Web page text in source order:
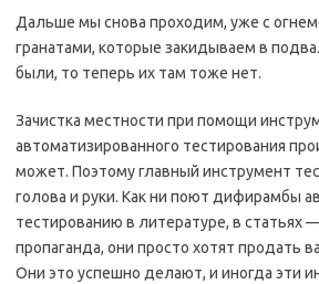
Дальше мы снова проходим, уже с
гранатами, которые закидываем в
были, то теперь их там тоже нет.
Зачистка местности при помощи
автоматизированного тестирования
может. Поэтому главный инструмент
голова и руки. Как ни поют дифирамбы
тестированию в литературе, в статьях
пропаганда, они просто хотят продать
Они это успешно делают, и иногда эти